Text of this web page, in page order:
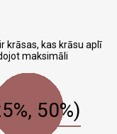
krāsas, kas krāsu aplī
maksimāli
50%)